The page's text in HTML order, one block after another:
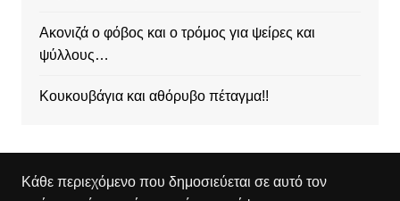
Ακονιζά ο φόβος και ο τρόμος για ψείρες και
ψύλλους…
Κουκουβάγια και αθόρυβο πέταγμα!!
Κάθε περιεχόμενο που δημοσιεύεται σε αυτό τον